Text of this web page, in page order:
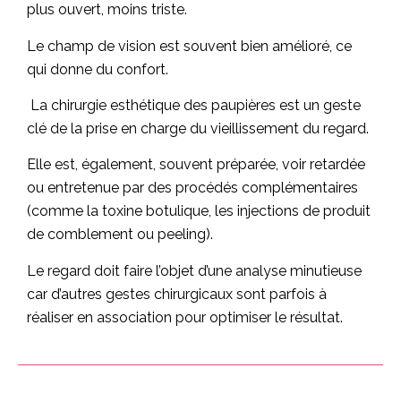
plus ouvert, moins triste.
Le champ de vision est souvent bien amélioré, ce
qui donne du confort.
La chirurgie esthétique des paupières est un geste
clé de la prise en charge du vieillissement du regard.
Elle est, également, souvent préparée, voir retardée
ou entretenue par des procédés complémentaires
(comme la toxine botulique, les injections de produit
de comblement ou peeling).
Le regard doit faire l’objet d’une analyse minutieuse
car d’autres gestes chirurgicaux sont parfois à
réaliser en association pour optimiser le résultat.